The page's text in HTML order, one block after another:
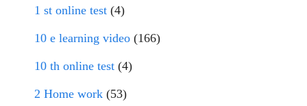
1 st online test (4)
10 e learning video (166)
10 th online test (4)
2 Home work (53)